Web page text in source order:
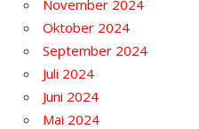
November 2024
Oktober 2024
September 2024
Juli 2024
Juni 2024
Mai 2024